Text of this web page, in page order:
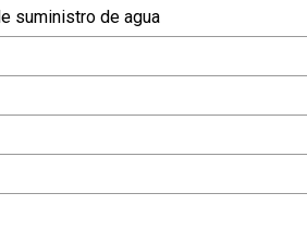
suministro de agua